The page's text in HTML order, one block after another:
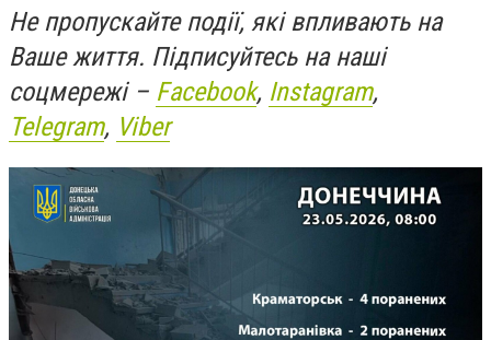
Не пропускайте події, які впливають на
Ваше життя. Підписуйтесь на наші
соцмережі – Facebook, Instagram,
Telegram, Viber